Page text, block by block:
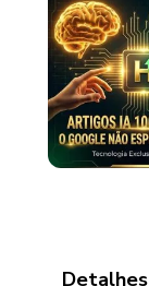
Detalhes